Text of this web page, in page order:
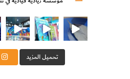
ووزير الدولة لشؤون الش
من الأعماق نكتشف ومن الكتب نتعلّم
رجعنا! ما كنّا
تحميل المزيد